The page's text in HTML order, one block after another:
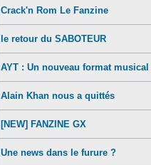
Crack'n Rom Le Fanzine
le retour du SABOTEUR
AYT : Un nouveau format musical
Alain Khan nous a quittés
[NEW] FANZINE GX
Une news dans le furure ?